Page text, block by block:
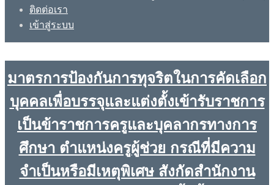
ติดต่อเรา
เข้าสู่ระบบ
มาตรการป้องกันการทุจริตในการคัดเลือก
บุคคลเพื่อบรรจุและแต่งตั้งเข้ารับราชการ
เป็นข้าราชการครูและบุคลากรทางการ
ศึกษา ตำแหน่งครูผู้ช่วย กรณีที่มีความ
จำเป็นหรือมีเหตุพิเศษ สังกัดสำนักงาน